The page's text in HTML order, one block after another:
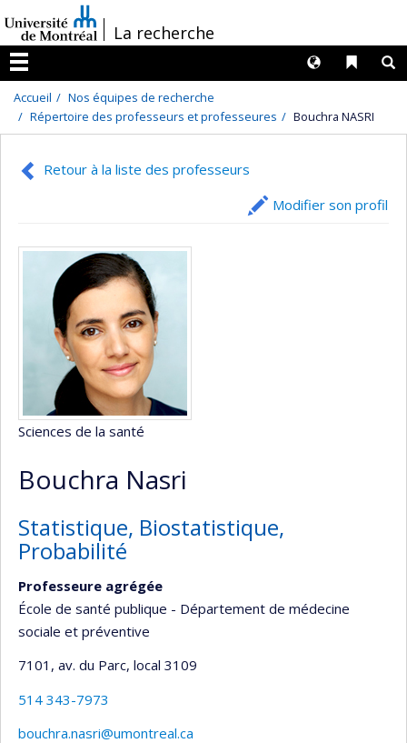
au
contenu
/La recherche
Menu
Liens
Langues
Accueil
Nos équipes de recherche
Répertoire des professeurs et professeures
Bouchra NASRI
Retour à la liste des professeurs
Modifier son profil
Sciences de la santé
Bouchra Nasri
Statistique, Biostatistique,
Probabilité
Professeure agrégée
École de santé publique - Département de médecine
sociale et préventive
7101, av. du Parc, local 3109
514 343-7973
bouchra.nasri@umontreal.ca